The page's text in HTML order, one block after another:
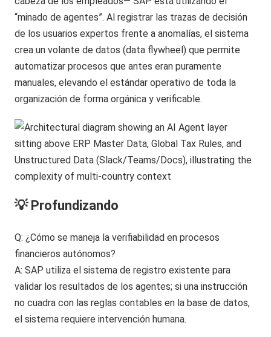
“minado de agentes”. Al registrar las trazas de decisión
de los usuarios expertos frente a anomalías, el sistema
crea un volante de datos (data flywheel) que permite
automatizar procesos que antes eran puramente
manuales, elevando el estándar operativo de toda la
organización de forma orgánica y verificable.
💡 Profundizando
Q: ¿Cómo se maneja la verifiabilidad en procesos
financieros autónomos?
A: SAP utiliza el sistema de registro existente para
validar los resultados de los agentes; si una instrucción
no cuadra con las reglas contables en la base de datos,
el sistema requiere intervención humana.